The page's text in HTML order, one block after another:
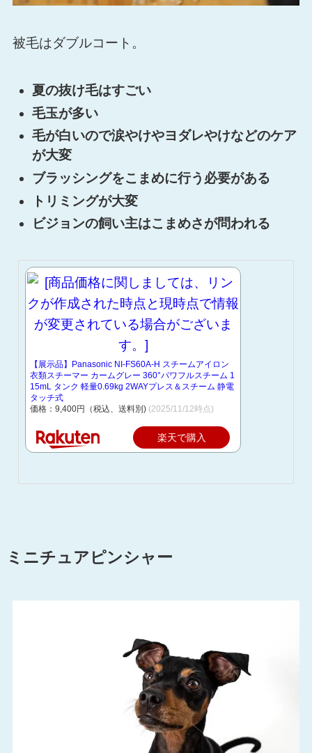
被毛はダブルコート。
夏の抜け毛はすごい
毛玉が多い
毛が白いので涙やけやヨダレやけなどのケア
が大変
ブラッシングをこまめに行う必要がある
トリミングが大変
ビジョンの飼い主はこまめさが問われる
【展示品】Panasonic NI-FS60A-H スチームアイロン
衣類スチーマー カームグレー 360°パワフルスチーム 1
15mL タンク 軽量0.69kg 2WAYプレス＆スチーム 静電
タッチ式
価格：9,400円（税込、送料別) (2025/11/12時点)
楽天で購入
ミニチュアピンシャー